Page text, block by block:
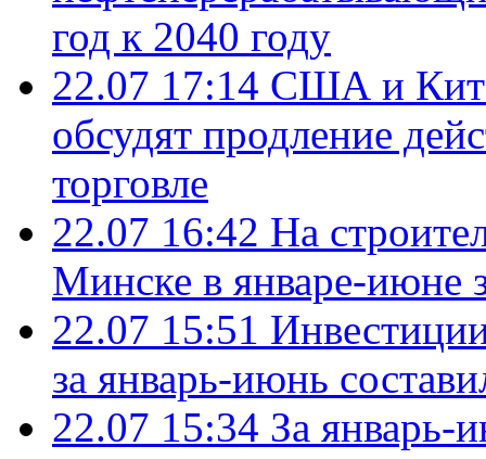
год к 2040 году
22.07 17:14 США и
обсудят продление
торговле
22.07 16:42 На
Минске в январе-июне
22.07 15:51
за январь-июнь
22.07 15:34 За январь-